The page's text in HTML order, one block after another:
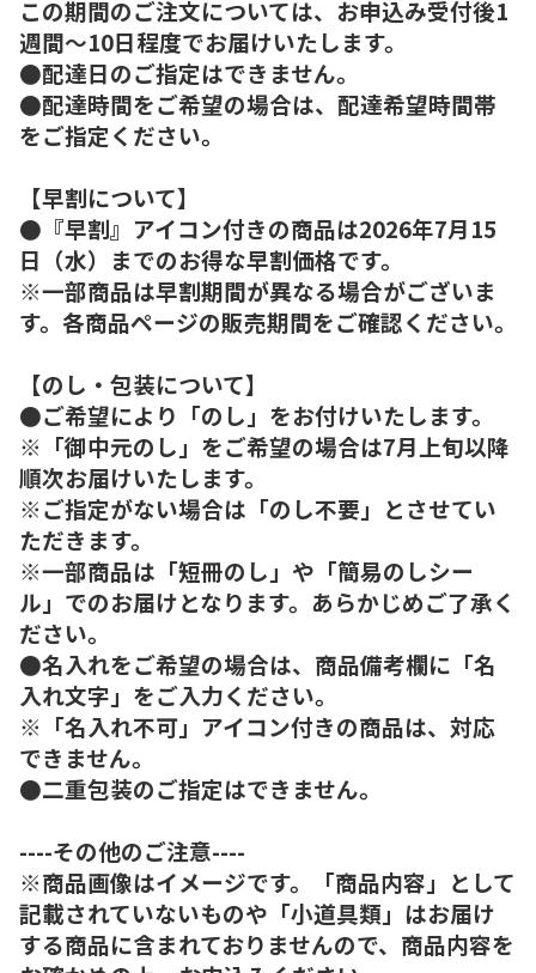
この期間のご注文については、お申込み受付後1
週間～10日程度でお届けいたします。
●配達日のご指定はできません。
●配達時間をご希望の場合は、配達希望時間帯
をご指定ください。
【早割について】
●『早割』アイコン付きの商品は2026年7月15
日（水）までのお得な早割価格です。
※一部商品は早割期間が異なる場合がございま
す。各商品ページの販売期間をご確認ください。
【のし・包装について】
●ご希望により「のし」をお付けいたします。
※「御中元のし」をご希望の場合は7月上旬以降
順次お届けいたします。
※ご指定がない場合は「のし不要」とさせてい
ただきます。
※一部商品は「短冊のし」や「簡易のしシー
ル」でのお届けとなります。あらかじめご了承く
ださい。
●名入れをご希望の場合は、商品備考欄に「名
入れ文字」をご入力ください。
※「名入れ不可」アイコン付きの商品は、対応
できません。
●二重包装のご指定はできません。
----その他のご注意----
※商品画像はイメージです。「商品内容」として
記載されていないものや「小道具類」はお届け
する商品に含まれておりませんので、商品内容を